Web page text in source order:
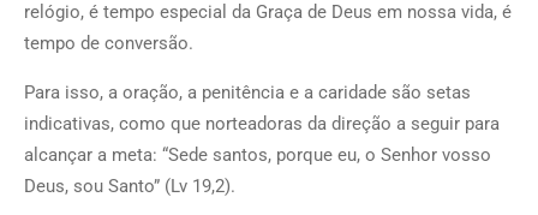
relógio, é tempo especial da Graça de Deus em nossa vida, é
tempo de conversão.
Para isso, a oração, a penitência e a caridade são setas
indicativas, como que norteadoras da direção a seguir para
alcançar a meta: “Sede santos, porque eu, o Senhor vosso
Deus, sou Santo” (Lv 19,2).